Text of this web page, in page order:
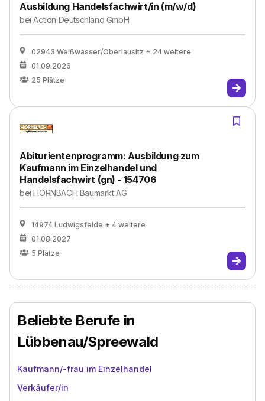
Ausbildung Handelsfachwirt/in (m/w/d)
beiAction Deutschland GmbH
02943 Weißwasser/Oberlausitz + 24 weitere
01.09.2026
25 Plätze
Abiturientenprogramm: Ausbildung zum
Kaufmann im Einzelhandel und
Handelsfachwirt (gn) - 154706
beiHORNBACH Baumarkt AG
14974 Ludwigsfelde + 4 weitere
01.08.2027
5 Plätze
Beliebte Berufe in
Lübbenau/Spreewald
Kaufmann/-frau im Einzelhandel
Verkäufer/in